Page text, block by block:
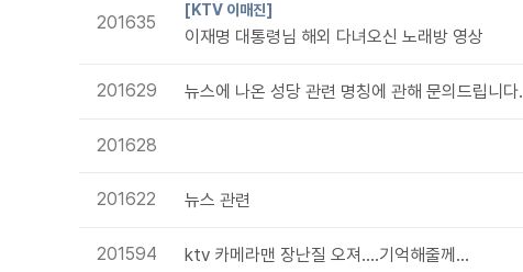
201635
[KTV 이매진]
이재명 대통령님 해외 다녀오신 노래방 영상
201629 뉴스에 나온 성당 관련 명칭에 관해 문의드립니다.
201628
201622 뉴스 관련
201594 ktv 카메라맨 장난질 오져....기억해줄께...